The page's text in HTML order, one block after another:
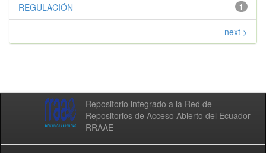
1
REGULACIÓN
next >
Repositorio integrado a la Red de
Repositorios de Acceso Abierto del Ecuador -
RRAAE